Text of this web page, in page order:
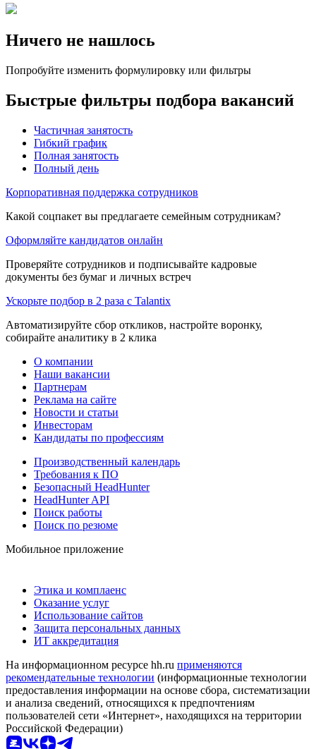
Ничего не нашлось
Попробуйте изменить формулировку или фильтры
Быстрые фильтры подбора вакансий
Частичная занятость
Гибкий график
Полная занятость
Полный день
Корпоративная поддержка сотрудников
Какой соцпакет вы предлагаете семейным сотрудникам?
Оформляйте кандидатов онлайн
Проверяйте сотрудников и подписывайте кадровые
документы без бумаг и личных встреч
Ускорьте подбор в 2 раза с Talantix
Автоматизируйте сбор откликов, настройте воронку,
собирайте аналитику в 2 клика
О компании
Наши вакансии
Партнерам
Реклама на сайте
Новости и статьи
Инвесторам
Кандидаты по профессиям
Производственный календарь
Требования к ПО
Безопасный HeadHunter
HeadHunter API
Поиск работы
Поиск по резюме
Мобильное приложение
Этика и комплаенс
Оказание услуг
Использование сайтов
Защита персональных данных
ИТ аккредитация
На информационном ресурсе hh.ru применяются
рекомендательные технологии (информационные технологии
предоставления информации на основе сбора, систематизации
и анализа сведений, относящихся к предпочтениям
пользователей сети «Интернет», находящихся на территории
Российской Федерации)